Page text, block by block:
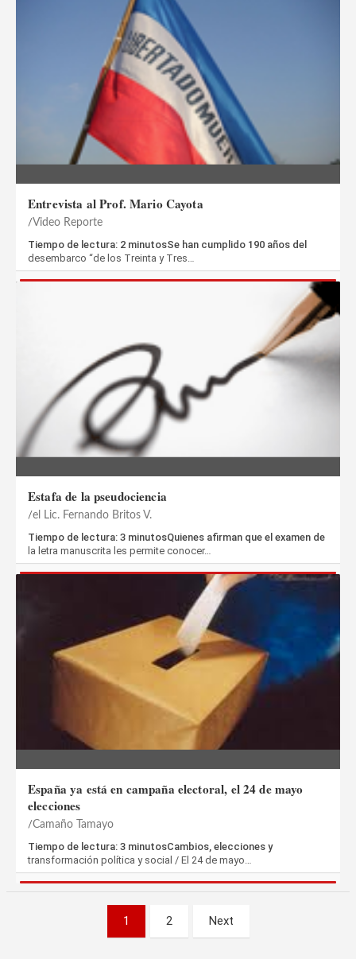
Entrevista al Prof. Mario Cayota
Video Reporte
Tiempo de lectura: 2 minutosSe han cumplido 190 años del
desembarco “de los Treinta y Tres…
Estafa de la pseudociencia
el Lic. Fernando Britos V.
Tiempo de lectura: 3 minutosQuienes afirman que el examen de
la letra manuscrita les permite conocer…
España ya está en campaña electoral, el 24 de mayo
elecciones
Camaño Tamayo
Tiempo de lectura: 3 minutosCambios, elecciones y
transformación política y social / El 24 de mayo…
1 2 Next